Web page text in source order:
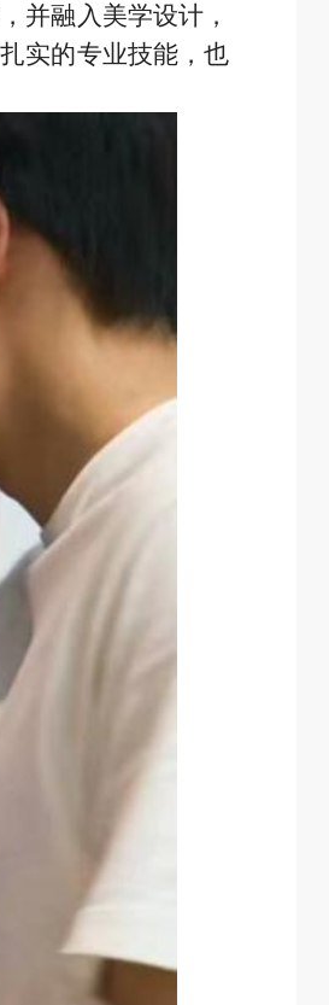
并融入美学设计，
实的专业技能，也